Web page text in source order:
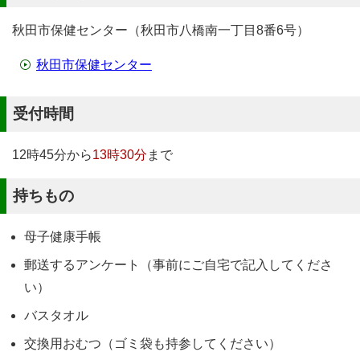
秋田市保健センター（秋田市八橋南一丁目8番6号）
秋田市保健センター
受付時間
12時45分から13時30分 まで
持ちもの
母子健康手帳
郵送するアンケート（事前にご自宅で記入してくださ
い）
バスタオル
交換用おむつ（ゴミ袋も持参してください）